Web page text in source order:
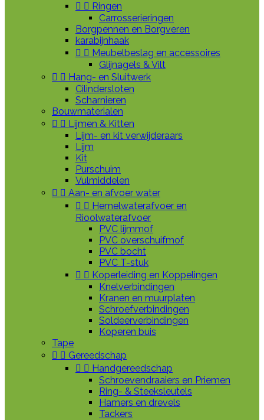
  Ringen
Carrosserieringen
Borgpennen en Borgveren
karabijnhaak
  Meubelbeslag en accessoires
Glijnagels & Vilt
  Hang- en Sluitwerk
Cilindersloten
Scharnieren
Bouwmaterialen
  Lijmen & Kitten
Lijm- en kit verwijderaars
Lijm
Kit
Purschuim
Vulmiddelen
  Aan- en afvoer water
  Hemelwaterafvoer en
Rioolwaterafvoer
PVC lijmmof
PVC overschuifmof
PVC bocht
PVC T-stuk
  Koperleiding en Koppelingen
Knelverbindingen
Kranen en muurplaten
Schroefverbindingen
Soldeerverbindingen
Koperen buis
Tape
  Gereedschap
  Handgereedschap
Schroevendraaiers en Priemen
Ring- & Steeksleutels
Hamers en drevels
Tackers